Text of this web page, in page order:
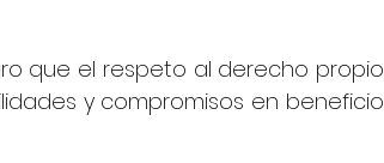
que el respeto al derecho propio
y compromisos en beneficio